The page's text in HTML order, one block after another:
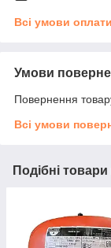
Всі умови оплати
Умови
Повернення
Всі умови
Подібні товари